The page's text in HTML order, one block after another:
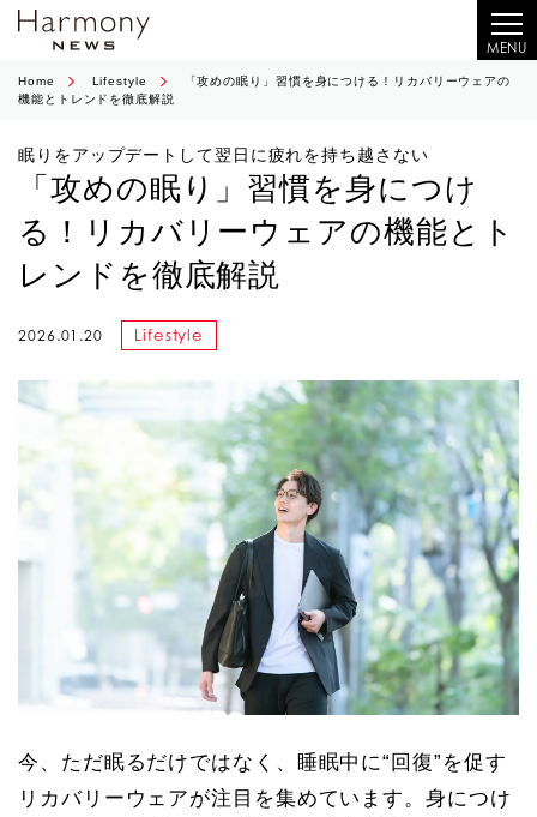
MENU
Home Lifestyle
「攻めの眠り」習慣を身につける！リカバリーウェアの
機能とトレンドを徹底解説
眠りをアップデートして翌日に疲れを持ち越さない
「攻めの眠り」習慣を身につけ
る！リカバリーウェアの機能とト
レンドを徹底解説
2026.01.20 Lifestyle
今、ただ眠るだけではなく、睡眠中に“回復”を促す
リカバリーウェアが注目を集めています。身につけ